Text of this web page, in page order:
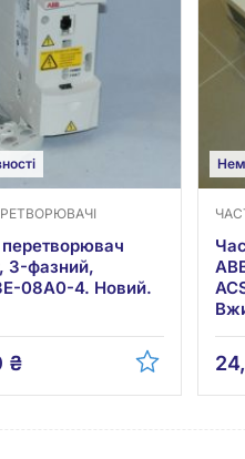
3-фазний,
08A0-4. Новий.
₴